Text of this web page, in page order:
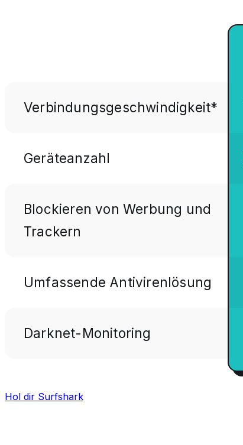
Verbindungsgeschwindigkeit*
Geräteanzahl
Blockieren von Werbung und
Trackern
Umfassende Antivirenlösung
Darknet-Monitoring
Hol dir Surfshark